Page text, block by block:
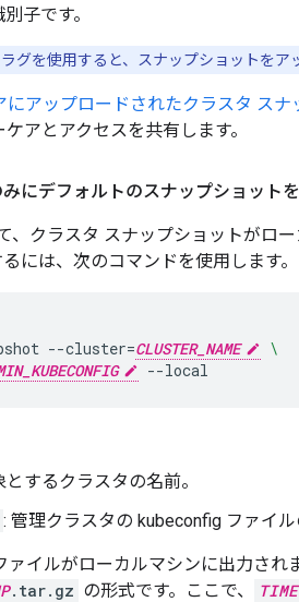
子です。
ラグを使用すると、スナップショットをア
にアップロードされたクラスタ ス
アとアクセスを共有します。
にデフォルトのスナップショット
、クラスタ スナップショットがロ
には、次のコマンドを使用します。
--cluster=CLUSTER_NAME
\
とするクラスタの名前。
: 管理クラスタの kubeconfig ファイル
ァイルがローカルマシンに出力され
.tar.gz の形式です。ここで、